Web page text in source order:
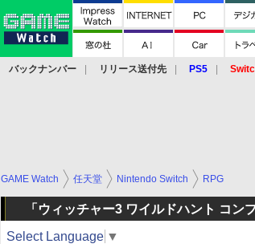
バックナンバー リリース送付先 PS5
GAME Watch 任天堂 Nintendo Switch RPG
「ウィッチャー3 ワイルドハント コン
Select Language ▼